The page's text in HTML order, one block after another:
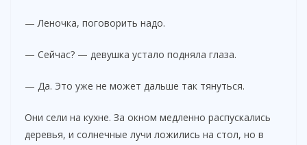
— Леночка, поговорить надо.
— Сейчас? — девушка устало подняла глаза.
— Да. Это уже не может дальше так тянуться.
Они сели на кухне. За окном медленно распускались
деревья, и солнечные лучи ложились на стол, но в